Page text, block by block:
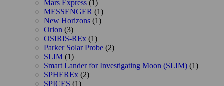
Mars Express (1)
MESSENGER (1)
New Horizons (1)
Orion (3)
OSIRIS-REx (1)
Parker Solar Probe (2)
SLIM (1)
Smart Lander for Investigating Moon (SLIM) (1)
SPHEREx (2)
SPICES (1)